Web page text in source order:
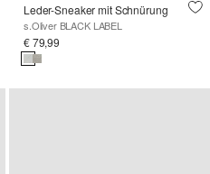
Leder-Sneaker mit Schnürung
s.Oliver BLACK LABEL
€ 79,99